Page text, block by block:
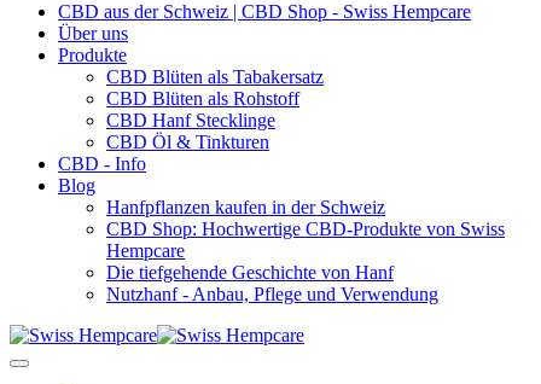
CBD aus der Schweiz | CBD Shop - Swiss Hempcare
Über uns
Produkte
CBD Blüten als Tabakersatz
CBD Blüten als Rohstoff
CBD Hanf Stecklinge
CBD Öl & Tinkturen
CBD - Info
Blog
Hanfpflanzen kaufen in der Schweiz
CBD Shop: Hochwertige CBD-Produkte von Swiss
Hempcare
Die tiefgehende Geschichte von Hanf
Nutzhanf - Anbau, Pflege und Verwendung